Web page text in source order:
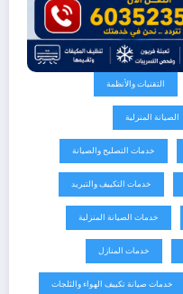
التقنيات والأنظمة
الصيانة المنزلية
خدمات التصليح والصيانة
خدمات التكييف والتبريد
خدمات الصيانة المنزلية
خدمات المنازل
خدمات صيانة تكييف الهواء والثلجات